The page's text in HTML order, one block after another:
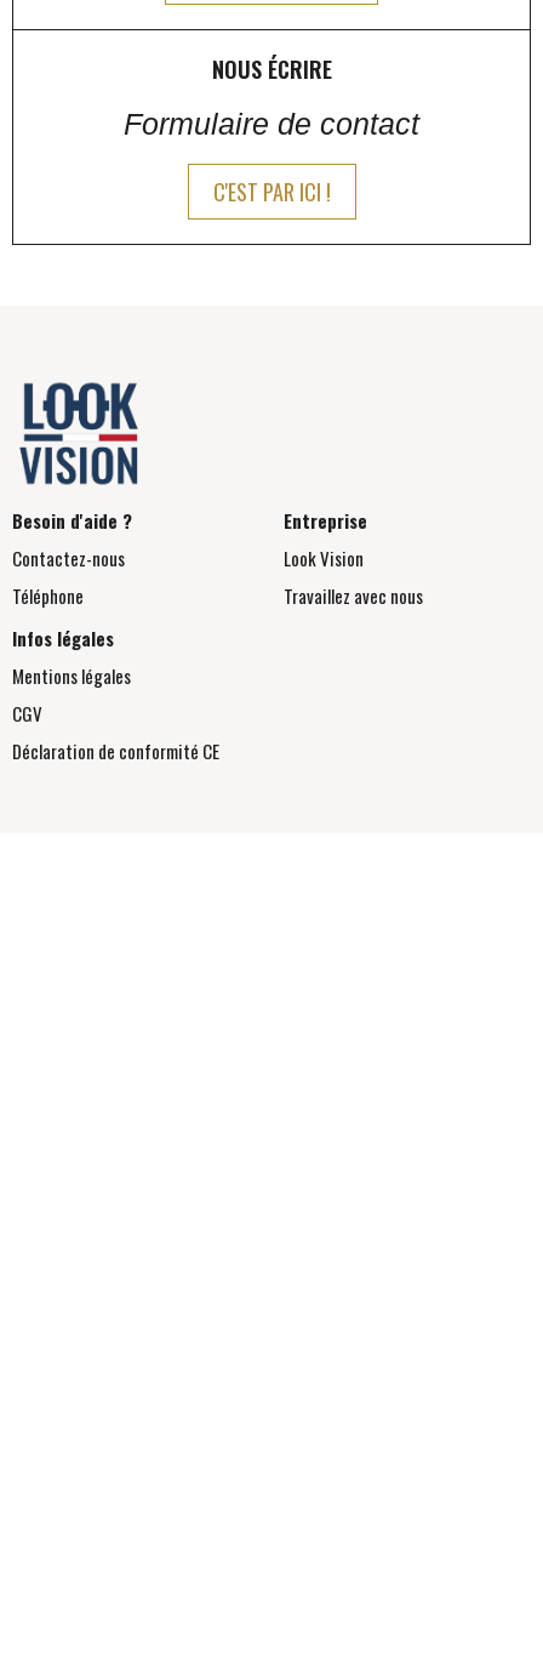
NOUS ÉCRIRE
Formulaire de contact
C'EST PAR ICI !
Besoin d'aide ?
Contactez-nous
Téléphone
Entreprise
Look Vision
Travaillez avec nous
Infos légales
Mentions légales
CGV
Déclaration de conformité CE